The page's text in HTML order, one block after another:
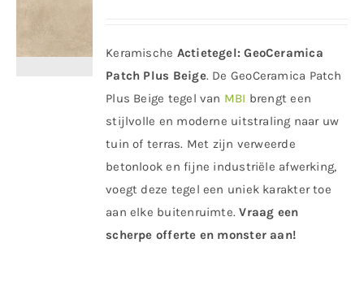
Keramische Actietegel: GeoCeramica
Patch Plus Beige. De GeoCeramica Patch
Plus Beige tegel van MBI brengt een
stijlvolle en moderne uitstraling naar uw
tuin of terras. Met zijn verweerde
betonlook en fijne industriële afwerking,
voegt deze tegel een uniek karakter toe
aan elke buitenruimte.Vraag een
scherpe offerte en monster aan!